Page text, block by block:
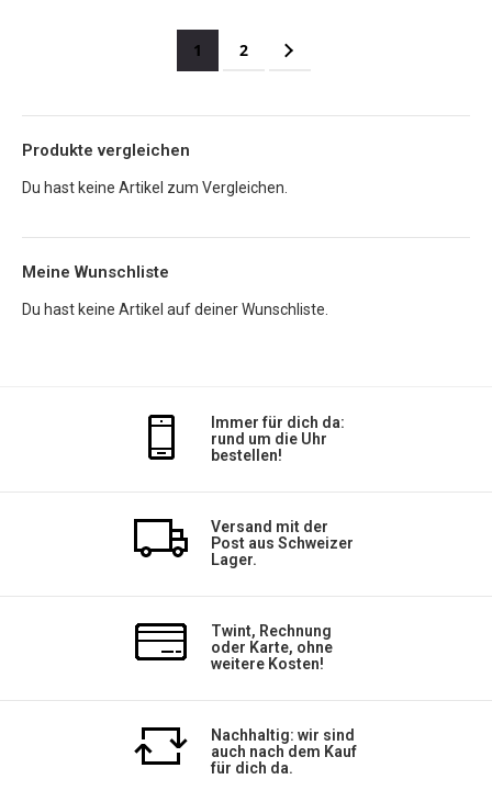
Sie lesen gerade die Seite
1 Seite
2 Seite
Weiter
Produkte vergleichen
Du hast keine Artikel zum Vergleichen.
Meine Wunschliste
Du hast keine Artikel auf deiner Wunschliste.
Immer für dich da:
rund um die Uhr
bestellen!
Versand mit der
Post aus Schweizer
Lager.
Twint, Rechnung
oder Karte, ohne
weitere Kosten!
Nachhaltig: wir sind
auch nach dem Kauf
für dich da.